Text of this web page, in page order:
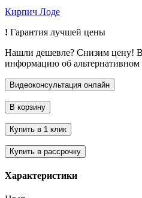
Кирпич Лоде
! Гарантия лучшей цены
Нашли дешевле? Снизим цену!
информацию об
Характеристики